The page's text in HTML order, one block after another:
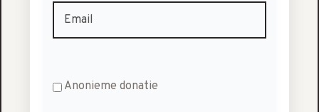
Anonieme donatie